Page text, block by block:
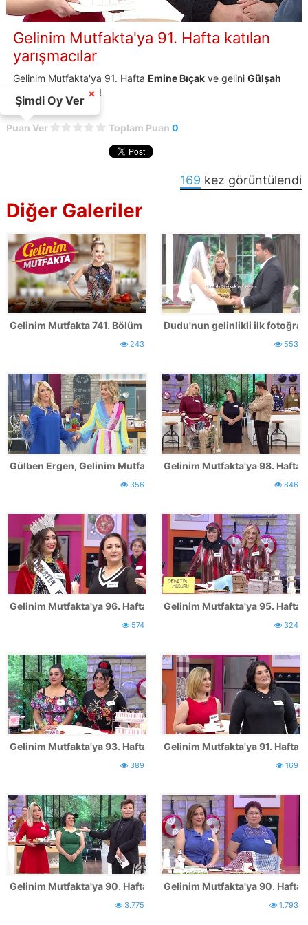
Gelinim Mutfakta'ya 91. Hafta katılan
yarışmacılar
Gelinim Mutfakta'ya 91. Hafta Emine Bıçak ve gelini Gülşah
katıldı!
Puan Ver Toplam Puan 0
169 kez görüntülendi
Diğer Galeriler
Gelinim Mutfakta 741. Bölüm Fotoğrafları
243
Dudu'nun gelinlikli ilk
553
Gülben Ergen, Gelinim Mutfakta'da!
356
Gelinim Mutfakta'ya 98. Hafta
846
Gelinim Mutfakta'ya 96. Hafta katılan yarışmacılar
574
Gelinim Mutfakta'ya 95. Hafta
324
Gelinim Mutfakta'ya 93. Hafta katılan yarışmacılar
389
Gelinim Mutfakta'ya 91. Hafta
169
Gelinim Mutfakta'ya 90. Hafta katılan yarışmacılar - 2
3.775
Gelinim Mutfakta'ya 90. Hafta
1.793
Şimdi Oy Ver
×